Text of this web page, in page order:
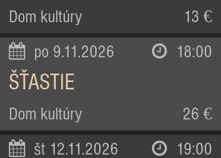
Dom kultúry 13 €
po 9.11.2026 18:00
ŠŤASTIE
Dom kultúry 26 €
št 12.11.2026 19:00